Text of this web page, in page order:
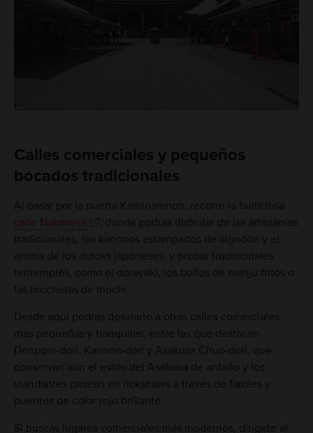
Calles comerciales y pequeños
bocados tradicionales
Al pasar por la puerta Kaminarimon, recorre la bulliciosa
calle Nakamise
, donde podrás disfrutar de las artesanías
tradicionales, los kimonos estampados de algodón y el
aroma de los dulces japoneses, y probar tradicionales
tentempiés, como el dorayaki, los bollos de manju fritos o
las brochetas de mochi.
Desde aquí podrás desviarte a otras calles comerciales
más pequeñas y tranquilas, entre las que destacan
Denpoin-dori, Kannon-dori y Asakusa Chuo-dori, que
conservan aún el estilo del Asakusa de antaño y los
viandantes pasean en rickshaws a través de faroles y
puentes de color rojo brillante.
Si buscas lugares comerciales más modernos, dirígete al